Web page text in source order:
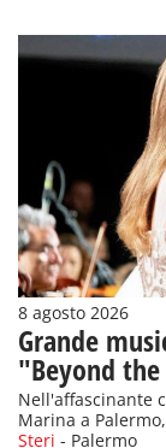
8 agosto 2026
Grande
"Beyond the
Nell'affascinante
Marina a
Steri - Palermo